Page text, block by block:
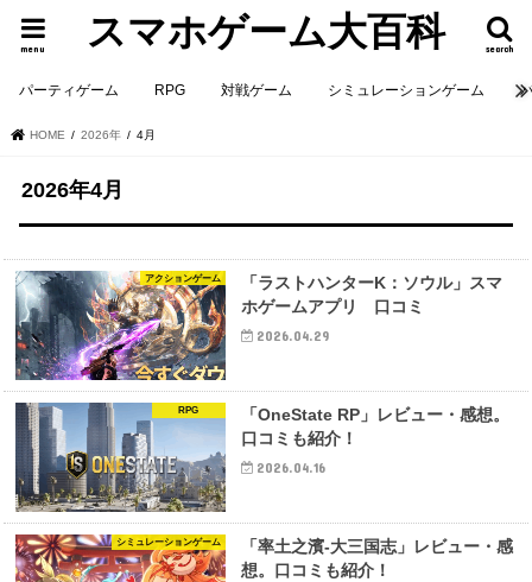
スマホゲーム大百科 search
menu
パーティゲーム RPG 対戦ゲーム シミュレーションゲーム
HOME 2026年 4月
2026年4月
アクションゲーム
「ラストハンターK：ソウル」スマ
ホゲームアプリ 口コミ
2026.04.29
RPG
「OneState RP」レビュー・感想。
口コミも紹介！
2026.04.16
シミュレーションゲーム
「率土之濱-大三国志」レビュー・感
想。口コミも紹介！